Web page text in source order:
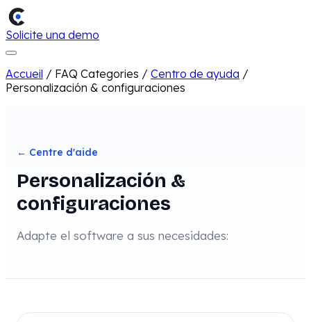
Solicite una demo
Accueil / FAQ Categories / Centro de ayuda /
Personalización & configuraciones
← Centre d'aide
Personalización &
configuraciones
Adapte el software a sus necesidades: